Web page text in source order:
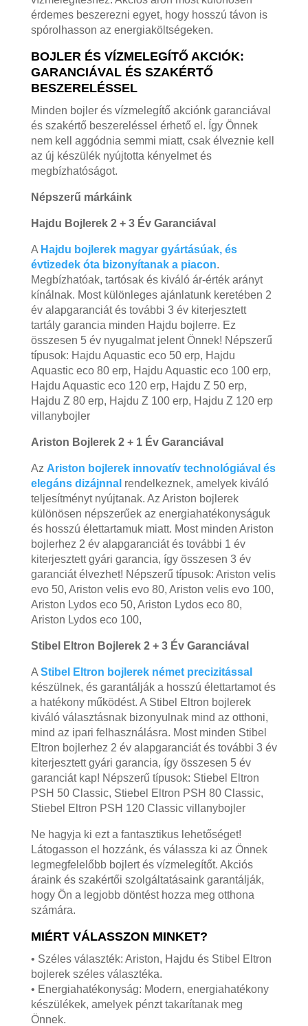
érdemes beszerezni egyet, hogy hosszú távon is
spórolhasson az energiaköltségeken.
BOJLER ÉS VÍZMELEGÍTŐ AKCIÓK:
GARANCIÁVAL ÉS SZAKÉRTŐ
BESZERELÉSSEL
Minden bojler és vízmelegítő akciónk garanciával
és szakértő beszereléssel érhető el. Így Önnek
nem kell aggódnia semmi miatt, csak élveznie kell
az új készülék nyújtotta kényelmet és
megbízhatóságot.
Népszerű márkáink
Hajdu Bojlerek 2 + 3 Év Garanciával
A Hajdu bojlerek magyar gyártásúak, és
évtizedek óta bizonyítanak a piacon.
Megbízhatóak, tartósak és kiváló ár-érték arányt
kínálnak. Most különleges ajánlatunk keretében 2
év alapgaranciát és további 3 év kiterjesztett
tartály garancia minden Hajdu bojlerre. Ez
összesen 5 év nyugalmat jelent Önnek! Népszerű
típusok: Hajdu Aquastic eco 50 erp, Hajdu
Aquastic eco 80 erp, Hajdu Aquastic eco 100 erp,
Hajdu Aquastic eco 120 erp, Hajdu Z 50 erp,
Hajdu Z 80 erp, Hajdu Z 100 erp, Hajdu Z 120 erp
villanybojler
Ariston Bojlerek 2 + 1 Év Garanciával
Az Ariston bojlerek innovatív technológiával és
elegáns dizájnnal rendelkeznek, amelyek kiváló
teljesítményt nyújtanak. Az Ariston bojlerek
különösen népszerűek az energiahatékonyságuk
és hosszú élettartamuk miatt. Most minden Ariston
bojlerhez 2 év alapgaranciát és további 1 év
kiterjesztett gyári garancia, így összesen 3 év
garanciát élvezhet! Népszerű típusok: Ariston velis
evo 50, Ariston velis evo 80, Ariston velis evo 100,
Ariston Lydos eco 50, Ariston Lydos eco 80,
Ariston Lydos eco 100,
Stibel Eltron Bojlerek 2 + 3 Év Garanciával
A Stibel Eltron bojlerek német precizitással
készülnek, és garantálják a hosszú élettartamot és
a hatékony működést. A Stibel Eltron bojlerek
kiváló választásnak bizonyulnak mind az otthoni,
mind az ipari felhasználásra. Most minden Stibel
Eltron bojlerhez 2 év alapgaranciát és további 3 év
kiterjesztett gyári garancia, így összesen 5 év
garanciát kap! Népszerű típusok: Stiebel Eltron
PSH 50 Classic, Stiebel Eltron PSH 80 Classic,
Stiebel Eltron PSH 120 Classic villanybojler
Ne hagyja ki ezt a fantasztikus lehetőséget!
Látogasson el hozzánk, és válassza ki az Önnek
legmegfelelőbb bojlert és vízmelegítőt. Akciós
áraink és szakértői szolgáltatásaink garantálják,
hogy Ön a legjobb döntést hozza meg otthona
számára.
MIÉRT VÁLASSZON MINKET?
• Széles választék: Ariston, Hajdu és Stibel Eltron
bojlerek széles választéka.
• Energiahatékonyság: Modern, energiahatékony
készülékek, amelyek pénzt takarítanak meg
Önnek.